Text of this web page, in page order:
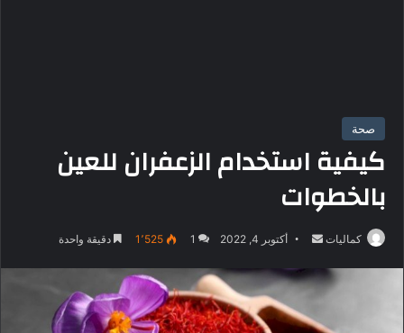
صحة
كيفية استخدام الزعفران للعين
بالخطوات
كماليات
س
ب
أكتوبر 4, 2022 1 1٬525 دقيقة واحدة